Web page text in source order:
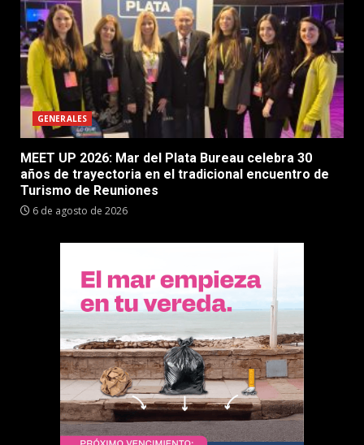
GENERALES
MEET UP 2026: Mar del Plata Bureau celebra 30
años de trayectoria en el tradicional encuentro de
Turismo de Reuniones
6 de agosto de 2026